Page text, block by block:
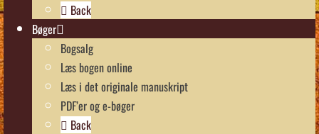
Back
Bøger
Bogsalg
Læs bogen online
Læs i det originale manuskript
PDF’er og e-bøger
Back